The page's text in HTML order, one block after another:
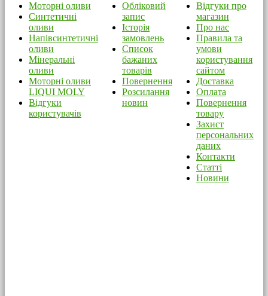
Моторні оливи
Синтетичні
оливи
Напівсинтетичні
оливи
Мінеральні
оливи
Моторні оливи
LIQUI MOLY
Відгуки
користувачів
Обліковий
запис
Історія
замовлень
Список
бажаних
товарів
Повернення
Розсилання
новин
Відгуки про
магазин
Про нас
Правила та
умови
користування
сайтом
Доставка
Оплата
Повернення
товару
Захист
персональних
даних
Контакти
Статті
Новини